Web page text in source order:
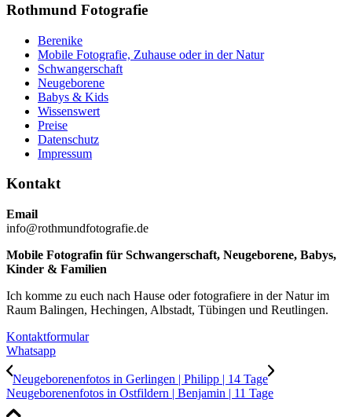
Rothmund Fotografie
Berenike
Mobile Fotografie, Zuhause oder in der Natur
Schwangerschaft
Neugeborene
Babys & Kids
Wissenswert
Preise
Datenschutz
Impressum
Kontakt
Email
info@rothmundfotografie.de
Mobile Fotografin für Schwangerschaft, Neugeborene, Babys,
Kinder & Familien
Ich komme zu euch nach Hause oder fotografiere in der Natur im
Raum Balingen, Hechingen, Albstadt, Tübingen und Reutlingen.
Kontaktformular
Whatsapp
Neugeborenenfotos in Gerlingen | Philipp | 14 Tage
Neugeborenenfotos in Ostfildern | Benjamin | 11 Tage